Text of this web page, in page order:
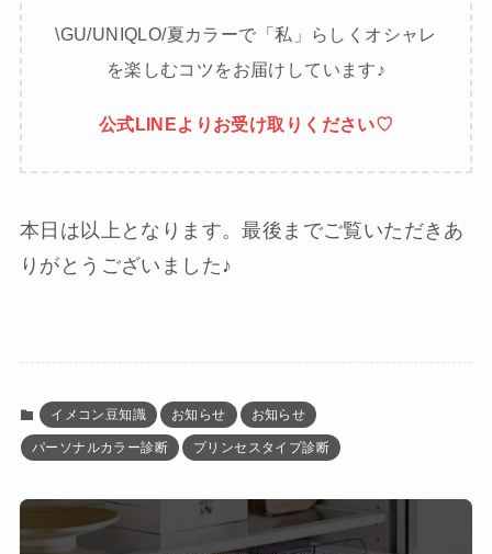
\GU/UNIQLO/夏カラーで「私」らしくオシャレ
を楽しむコツをお届けしています♪
公式LINEよりお受け取りください♡
本日は以上となります。最後までご覧いただきあ
りがとうございました♪
イメコン豆知識 お知らせ お知らせ
パーソナルカラー診断 プリンセスタイプ診断